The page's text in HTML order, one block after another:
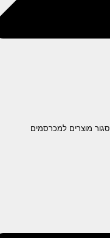
סגור מוצרים למכרסמים